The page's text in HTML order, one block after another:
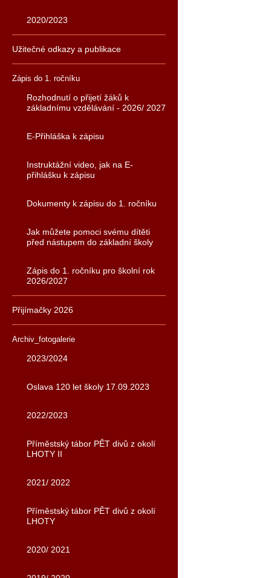
2020/2023
Užitečné odkazy a publikace
Zápis do 1. ročníku
Rozhodnutí o přijetí žáků k
základnímu vzdělávání - 2026/ 2027
E-Přihláška k zápisu
Instruktážní video, jak na E-
přihlášku k zápisu
Dokumenty k zápisu do 1. ročníku
Jak můžete pomoci svému dítěti
před nástupem do základní školy
Zápis do 1. ročníku pro školní rok
2026/2027
Přijímačky 2026
Archiv_fotogalerie
2023/2024
Oslava 120 let školy 17.09.2023
2022/2023
Příměstský tábor PĚT divů z okolí
LHOTY II
2021/ 2022
Příměstský tábor PĚT divů z okolí
LHOTY
2020/ 2021